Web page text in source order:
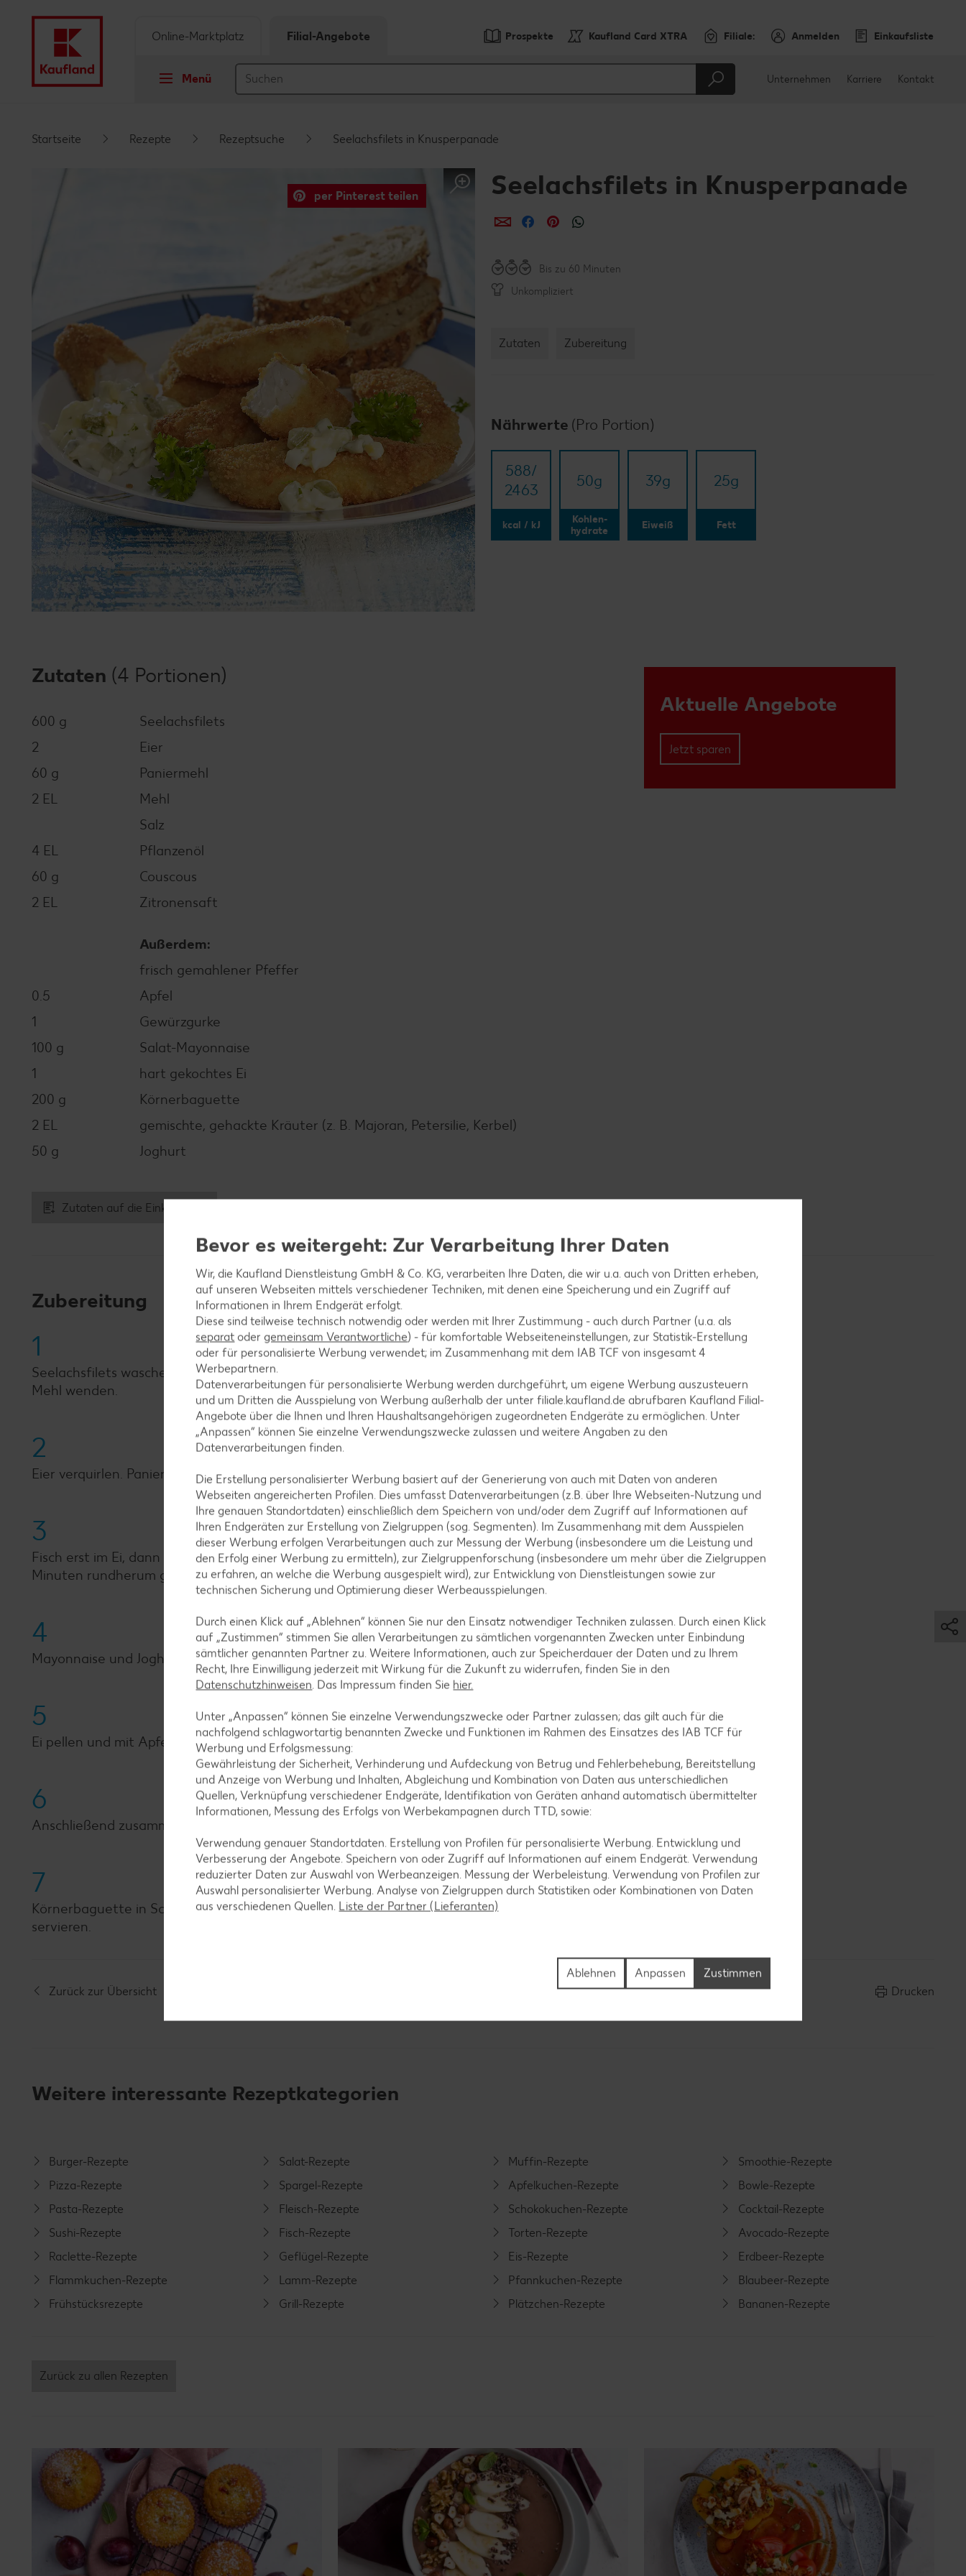
Prospekte Kaufland Card XTRA Filiale: Anmelden Einkaufsliste
Menü
Online-Marktplatz Filial-Angebote
Unternehmen Karriere Kontakt
Startseite Rezepte Rezeptsuche Seelachsfilets in Knusperpanade
per Pinterest teilen Seelachsfilets in Knusperpanade
per E-Mail teilen
per Facebook teilen
per Pinterest teilen
Bis zu 60 Minuten
Unkompliziert
Zutaten Zubereitung
Nährwerte (Pro Portion)
588/​
2463
kcal / kJ
50g
Kohlen-
hydrate
39g
Eiweiß
25g
Fett
Aktuelle Angebote
Jetzt sparen
Zutaten (4 Portionen)
600 g
Seelachsfilets
2
Eier
60 g
Paniermehl
2 EL
Mehl
Salz
4 EL
Pflanzenöl
60 g
Couscous
2 EL
Zitronensaft
Außerdem:
frisch gemahlener Pfeffer
0.5
Apfel
1
Gewürzgurke
100 g
Salat-Mayonnaise
1
hart gekochtes Ei
200 g
Körnerbaguette
2 EL
gemischte, gehackte Kräuter (z. B. Majoran, Petersilie, Kerbel)
50 g
Joghurt
Zutaten auf die Einkaufsliste
Zubereitung
1
Seelachsfilets waschen, trocken tupfen, in ca. 3 cm breite Streifen schneiden. Dann säuern, salzen und in
Mehl wenden.
2
Eier verquirlen. Paniermehl und Couscous mischen.
3
Fisch erst im Ei, dann in der Paniermehlmischung wenden und portionsweise in erhitztem Öl ca. 10 bis 15
Minuten rundherum goldbraun braten.
4
Mayonnaise und Joghurt verrühren. Apfel schälen und Kerngehäuse entfernen.
5
Ei pellen und mit Apfel und Gurke in kleine Würfel schneiden.
6
Anschließend zusammen mit den Kräutern unter die Remoulade rühren. Salzen und pfeffern.
7
Körnerbaguette in Scheiben schneiden, mit paniertem Seelachs und Remoulade auf Tellern anrichten und
servieren.
Zurück zur Übersicht Drucken
Weitere interessante Rezeptkategorien
Burger-Rezepte
Pizza-Rezepte
Pasta-Rezepte
Sushi-Rezepte
Raclette-Rezepte
Flammkuchen-Rezepte
Frühstücksrezepte
Salat-Rezepte
Spargel-Rezepte
Fleisch-Rezepte
Fisch-Rezepte
Geflügel-Rezepte
Lamm-Rezepte
Grill-Rezepte
Muffin-Rezepte
Apfelkuchen-Rezepte
Schokokuchen-Rezepte
Torten-Rezepte
Eis-Rezepte
Pfannkuchen-Rezepte
Plätzchen-Rezepte
Smoothie-Rezepte
Bowle-Rezepte
Cocktail-Rezepte
Avocado-Rezepte
Erdbeer-Rezepte
Blaubeer-Rezepte
Bananen-Rezepte
Zurück zu allen Rezepten
Bevor es weitergeht: Zur Verarbeitung Ihrer Daten
Wir, die Kaufland Dienstleistung GmbH & Co. KG, verarbeiten Ihre Daten, die wir u.a. auch von Dritten erheben,
auf unseren Webseiten mittels verschiedener Techniken, mit denen eine Speicherung und ein Zugriff auf
Informationen in Ihrem Endgerät erfolgt.
Diese sind teilweise technisch notwendig oder werden mit Ihrer Zustimmung - auch durch Partner (u.a. als
separat oder gemeinsam Verantwortliche) - für komfortable Webseiteneinstellungen, zur Statistik-Erstellung
oder für personalisierte Werbung verwendet; im Zusammenhang mit dem IAB TCF von insgesamt4
Werbepartnern.
Datenverarbeitungen für personalisierte Werbung werden durchgeführt, um eigene Werbung auszusteuern
und um Dritten die Ausspielung von Werbung außerhalb der unter filiale.kaufland.de abrufbaren Kaufland Filial-
Angebote über die Ihnen und Ihren Haushaltsangehörigen zugeordneten Endgeräte zu ermöglichen. Unter
„Anpassen“ können Sie einzelne Verwendungszwecke zulassen und weitere Angaben zu den
Datenverarbeitungen finden.
Die Erstellung personalisierter Werbung basiert auf der Generierung von auch mit Daten von anderen
Webseiten angereicherten Profilen. Dies umfasst Datenverarbeitungen (z.B. über Ihre Webseiten-Nutzung und
Ihre genauen Standortdaten) einschließlich dem Speichern von und/oder dem Zugriff auf Informationen auf
Ihren Endgeräten zur Erstellung von Zielgruppen (sog. Segmenten). Im Zusammenhang mit dem Ausspielen
dieser Werbung erfolgen Verarbeitungen auch zur Messung der Werbung (insbesondere um die Leistung und
den Erfolg einer Werbung zu ermitteln), zur Zielgruppenforschung (insbesondere um mehr über die Zielgruppen
zu erfahren, an welche die Werbung ausgespielt wird), zur Entwicklung von Dienstleistungen sowie zur
technischen Sicherung und Optimierung dieser Werbeausspielungen.
Durch einen Klick auf „Ablehnen“ können Sie nur den Einsatz notwendiger Techniken zulassen. Durch einen Klick
auf „Zustimmen“ stimmen Sie allen Verarbeitungen zu sämtlichen vorgenannten Zwecken unter Einbindung
sämtlicher genannten Partner zu. Weitere Informationen, auch zur Speicherdauer der Daten und zu Ihrem
Recht, Ihre Einwilligung jederzeit mit Wirkung für die Zukunft zu widerrufen, finden Sie in den
Datenschutzhinweisen. Das Impressum finden Sie hier.
Unter „Anpassen“ können Sie einzelne Verwendungszwecke oder Partner zulassen; das gilt auch für die
nachfolgend schlagwortartig benannten Zwecke und Funktionen im Rahmen des Einsatzes des IAB TCF für
Werbung und Erfolgsmessung:
Gewährleistung der Sicherheit, Verhinderung und Aufdeckung von Betrug und Fehlerbehebung, Bereitstellung
und Anzeige von Werbung und Inhalten, Abgleichung und Kombination von Daten aus unterschiedlichen
Quellen, Verknüpfung verschiedener Endgeräte, Identifikation von Geräten anhand automatisch übermittelter
Informationen, Messung des Erfolgs von Werbekampagnen durch TTD, sowie:
Verwendung genauer Standortdaten. Erstellung von Profilen für personalisierte Werbung. Entwicklung und
Verbesserung der Angebote. Speichern von oder Zugriff auf Informationen auf einem Endgerät. Verwendung
reduzierter Daten zur Auswahl von Werbeanzeigen. Messung der Werbeleistung. Verwendung von Profilen zur
Auswahl personalisierter Werbung. Analyse von Zielgruppen durch Statistiken oder Kombinationen von Daten
aus verschiedenen Quellen. Liste der Partner (Lieferanten)
Zustimmen
Anpassen
Ablehnen